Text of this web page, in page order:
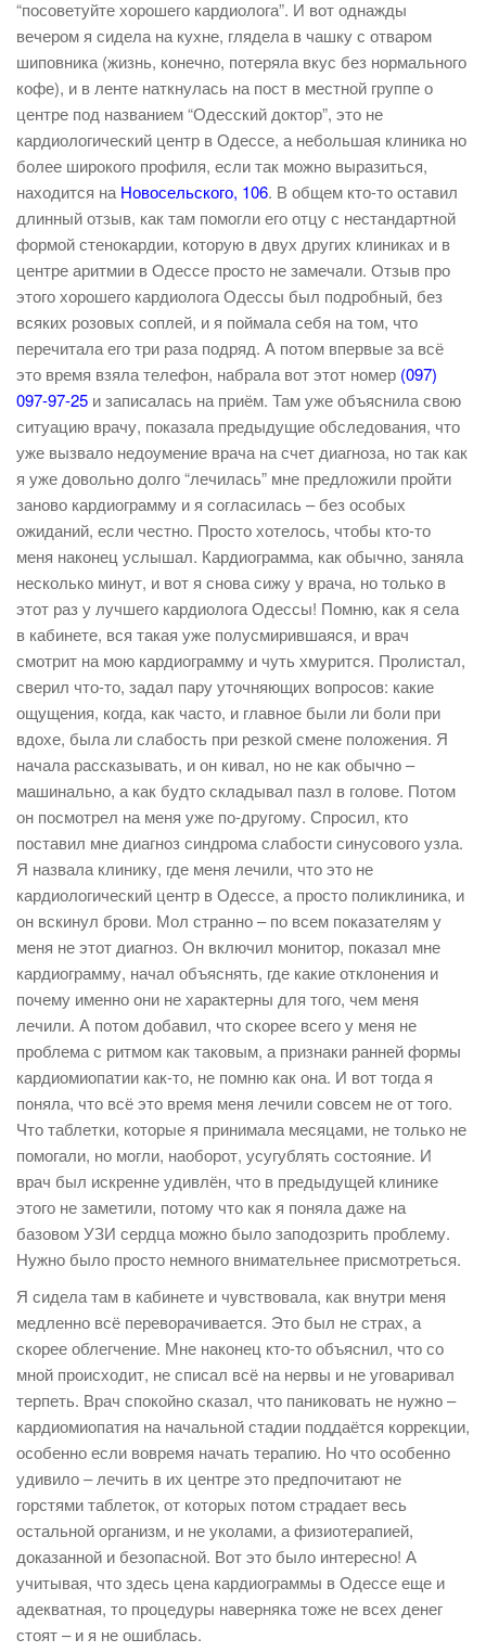
“посоветуйте хорошего кардиолога”. И вот однажды
вечером я сидела на кухне, глядела в чашку с отваром
шиповника (жизнь, конечно, потеряла вкус без нормального
кофе), и в ленте наткнулась на пост в местной группе о
центре под названием “Одесский доктор”, это не
кардиологический центр в Одессе, а небольшая клиника но
более широкого профиля, если так можно выразиться,
находится на Новосельского, 106. В общем кто-то оставил
длинный отзыв, как там помогли его отцу с нестандартной
формой стенокардии, которую в двух других клиниках и в
центре аритмии в Одессе просто не замечали. Отзыв про
этого хорошего кардиолога Одессы был подробный, без
всяких розовых соплей, и я поймала себя на том, что
перечитала его три раза подряд. А потом впервые за всё
это время взяла телефон, набрала вот этот номер (097)
097-97-25 и записалась на приём. Там уже объяснила свою
ситуацию врачу, показала предыдущие обследования, что
уже вызвало недоумение врача на счет диагноза, но так как
я уже довольно долго “лечилась” мне предложили пройти
заново кардиограмму и я согласилась – без особых
ожиданий, если честно. Просто хотелось, чтобы кто-то
меня наконец услышал. Кардиограмма, как обычно, заняла
несколько минут, и вот я снова сижу у врача, но только в
этот раз у лучшего кардиолога Одессы! Помню, как я села
в кабинете, вся такая уже полусмирившаяся, и врач
смотрит на мою кардиограмму и чуть хмурится. Пролистал,
сверил что-то, задал пару уточняющих вопросов: какие
ощущения, когда, как часто, и главное были ли боли при
вдохе, была ли слабость при резкой смене положения. Я
начала рассказывать, и он кивал, но не как обычно –
машинально, а как будто складывал пазл в голове. Потом
он посмотрел на меня уже по-другому. Спросил, кто
поставил мне диагноз синдрома слабости синусового узла.
Я назвала клинику, где меня лечили, что это не
кардиологический центр в Одессе, а просто поликлиника, и
он вскинул брови. Мол странно – по всем показателям у
меня не этот диагноз. Он включил монитор, показал мне
кардиограмму, начал объяснять, где какие отклонения и
почему именно они не характерны для того, чем меня
лечили. А потом добавил, что скорее всего у меня не
проблема с ритмом как таковым, а признаки ранней формы
кардиомиопатии как-то, не помню как она. И вот тогда я
поняла, что всё это время меня лечили совсем не от того.
Что таблетки, которые я принимала месяцами, не только не
помогали, но могли, наоборот, усугублять состояние. И
врач был искренне удивлён, что в предыдущей клинике
этого не заметили, потому что как я поняла даже на
базовом УЗИ сердца можно было заподозрить проблему.
Нужно было просто немного внимательнее присмотреться.
Я сидела там в кабинете и чувствовала, как внутри меня
медленно всё переворачивается. Это был не страх, а
скорее облегчение. Мне наконец кто-то объяснил, что со
мной происходит, не списал всё на нервы и не уговаривал
терпеть. Врач спокойно сказал, что паниковать не нужно –
кардиомиопатия на начальной стадии поддаётся коррекции,
особенно если вовремя начать терапию. Но что особенно
удивило – лечить в их центре это предпочитают не
горстями таблеток, от которых потом страдает весь
остальной организм, и не уколами, а физиотерапией,
доказанной и безопасной. Вот это было интересно! А
учитывая, что здесь цена кардиограммы в Одессе еще и
адекватная, то процедуры наверняка тоже не всех денег
стоят – и я не ошиблась.